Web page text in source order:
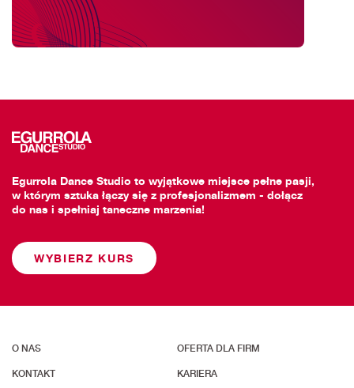
Egurrola Dance Studio to wyjątkowe miejsce pełne pasji,
w którym sztuka łączy się z profesjonalizmem - dołącz
do nas i spełniaj taneczne marzenia!
WYBIERZ KURS
O NAS OFERTA DLA FIRM
KONTAKT KARIERA